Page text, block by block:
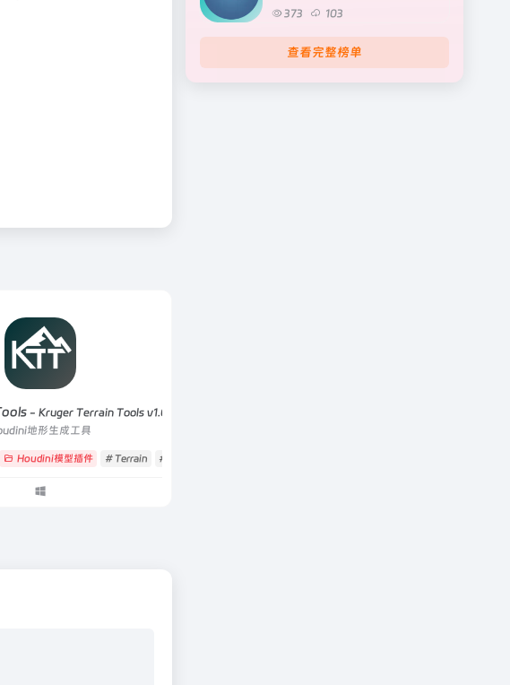
- Kruger Terrain Tools v1.08
地形生成工具
Houdini模型插件 # Terrain # 山地
373
103
查看完整榜单